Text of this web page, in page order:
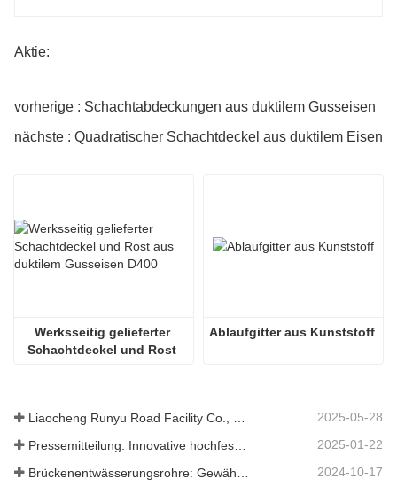
Aktie:
vorherige : Schachtabdeckungen aus duktilem Gusseisen
nächste : Quadratischer Schachtdeckel aus duktilem Eisen
Werksseitig gelieferter
Schachtdeckel und Rost
Ablaufgitter aus Kunststoff
2025-05-28
2025-01-22
Brückenentwässerungsrohre: Gewährleistung eines effizienten Wassermanagements in der modernen Infrastruktur 2024-10-17